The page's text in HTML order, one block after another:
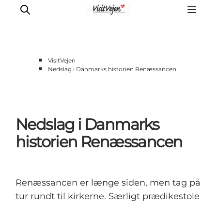
Se og oplev
Byer
Events
■
VisitVejen
■
Nedslag i Danmarks historien Renæssancen
Nedslag i Danmarks
historien Renæssancen
Renæssancen er længe siden, men tag på
tur rundt til kirkerne. Særligt prædikestole